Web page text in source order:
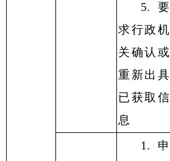
5.要
求行政机
关确认或
重新出具
已获取信
息
1.申